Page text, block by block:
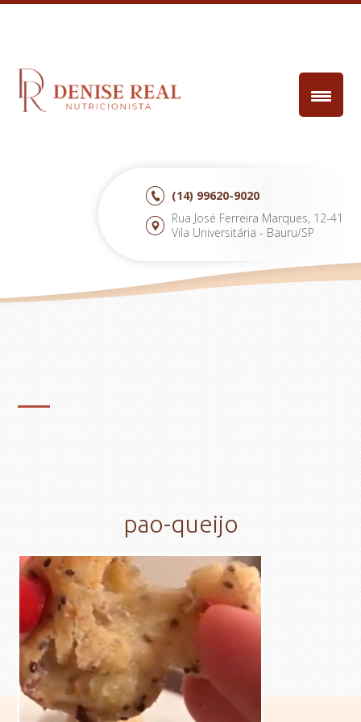
(14) 99620-9020
Rua José Ferreira Marques, 12-41
Vila Universitária - Bauru/SP
pao-queijo